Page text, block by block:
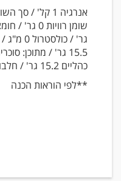
כהליים 15.2 גר' / חלבונים 0 גר'
**לפי הוראות הכנה